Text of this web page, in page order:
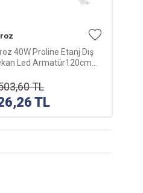
40W Proline Etanj Dış
Led Armatür120cm
TL
TL